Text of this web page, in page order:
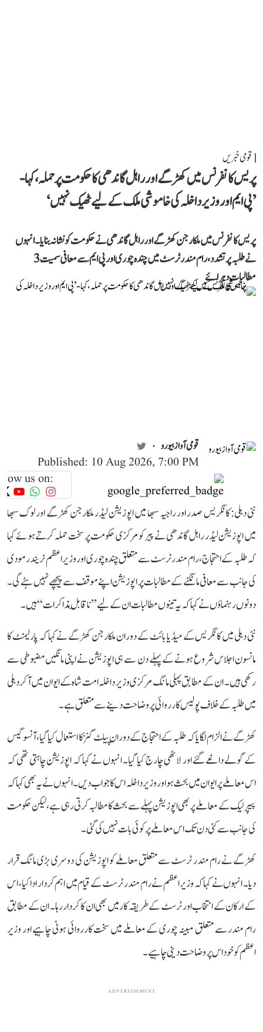
قومی خبریں
پریس کانفرنس میں کھڑگے اور راہل گاندھی کا حکومت پر حملہ، کہا-
’پی ایم اور وزیر داخلہ کی خاموشی ملک کے لیے ٹھیک نہیں‘
پریس کانفرنس میں ملکارجن کھڑگے اور راہل گاندھی نے حکومت کو نشانہ بنایا۔ انہوں
نے طلبہ پر تشدد، رام مندر ٹرسٹ میں چندہ چوری اور پی ایم سے معافی سمیت 3
مطالبات دہرائے
قومی آواز بیورو
Published: 10 Aug 2026, 7:00 PM
us on:
نئی دہلی: کانگریس صدر اور راجیہ سبھا میں اپوزیشن لیڈر ملکارجن کھڑگے اور لوک سبھا
میں اپوزیشن لیڈر راہل گاندھی نے پیر کو مرکزی حکومت پر سخت حملہ کرتے ہوئے کہا
کہ طلبہ کے احتجاج، رام مندر ٹرسٹ سے متعلق چندہ چوری اور وزیر اعظم نریندر مودی
کی جانب سے معافی مانگنے کے مطالبات پر اپوزیشن اپنے موقف سے پیچھے نہیں ہٹے گی۔
دونوں رہنماؤں نے کہا کہ یہ تینوں مطالبات ان کے لیے ’’ناقابلِ مذاکرات‘‘ ہیں۔
نئی دہلی میں کانگریس کے میڈیا بائٹ کے دوران ملکارجن کھڑگے نے کہا کہ پارلیمنٹ کا
مانسون اجلاس شروع ہونے کے پہلے دن سے ہی اپوزیشن نے اپنی مانگیں مضبوطی سے
رکھی ہیں۔ ان کے مطابق پہلی مانگ مرکزی وزیر داخلہ امت شاہ کے ایوان میں آ کر دہلی
میں طلبہ کے خلاف پولیس کارروائی پر وضاحت دینے سے متعلق ہے۔
کھڑگے نے الزام لگایا کہ طلبہ کے احتجاج کے دوران پیلٹ گنز کا استعمال کیا گیا، آنسو گیس
کے گولے داغے گئے اور لاٹھی چارج کیا گیا۔ انہوں نے کہا کہ اپوزیشن چاہتی تھی کہ
اس معاملے پر ایوان میں بحث ہو اور وزیر داخلہ اس کا جواب دیں۔ انہوں نے یہ بھی کہا کہ
پیپر لیک کے معاملے پر بھی اپوزیشن پہلے سے بحث کا مطالبہ کرتی رہی ہے، لیکن حکومت
کی جانب سے کئی دن تک اس معاملے پر کوئی بات نہیں کی گئی۔
کھڑگے نے رام مندر ٹرسٹ سے متعلق معاملے کو اپوزیشن کی دوسری بڑی مانگ قرار
دیا۔ انہوں نے کہا کہ وزیر اعظم نے رام مندر ٹرسٹ کے قیام میں اہم کردار ادا کیا، اس
کے ارکان کے انتخاب اور ٹرسٹ کے طریقہ کار میں بھی ان کا کردار رہا۔ ان کے مطابق
رام مندر سے متعلق مبینہ چوری کے معاملے میں سخت کارروائی ہونی چاہیے اور وزیر
اعظم کو خود اس پر وضاحت دینی چاہیے۔
ADVERTISEMENT